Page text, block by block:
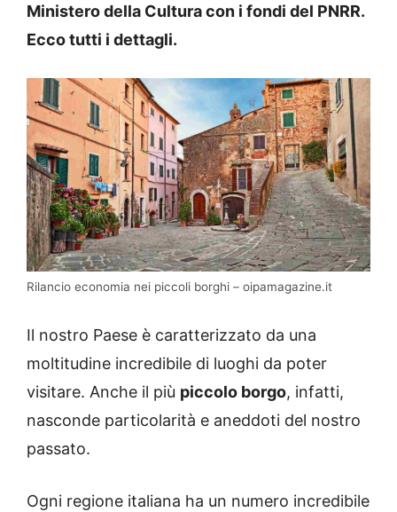
Ministero della Cultura con i fondi del PNRR.
Ecco tutti i dettagli.
Rilancio economia nei piccoli borghi – oipamagazine.it
Il nostro Paese è caratterizzato da una
moltitudine incredibile di luoghi da poter
visitare. Anche il più piccolo borgo, infatti,
nasconde particolarità e aneddoti del nostro
passato.
Ogni regione italiana ha un numero incredibile